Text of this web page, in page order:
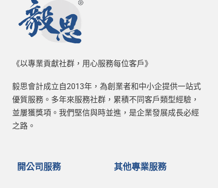
《以專業貢獻社群，用心服務每位客戶》
毅思會計成立自2013年，為創業者和中小企提供一站式
優質服務。多年來服務社群，累積不同客戶類型經驗，
並屢獲獎項。我們堅信與時並進，是企業發展成長必經
之路。
開公司服務 其他專業服務